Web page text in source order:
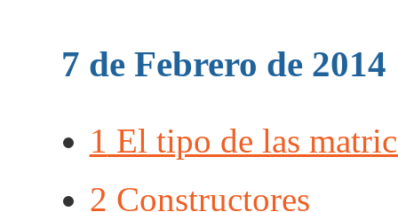
7 de Febrero de 2014
1 El tipo de las
2 Constructores